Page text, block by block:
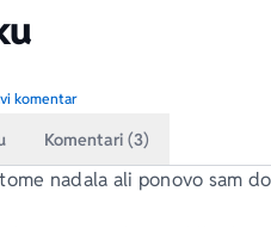
5
komentar
Komentari (3)
nadala ali ponovo sam